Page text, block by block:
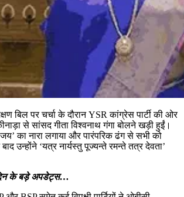
बिल पर चर्चा के दौरान YSR कांग्रेस पार्टी की ओर
से सांसद गीता विश्‍वनाथ गंगा बोलने खड़ी हुईं।
जय’ का नारा लगाया और पारंपरिक ढंग से सभी को
उन्‍होंने ‘यत्र नार्यस्तु पूज्यन्ते रमन्ते तत्र देवता’
के बड़े अपडेट्स…